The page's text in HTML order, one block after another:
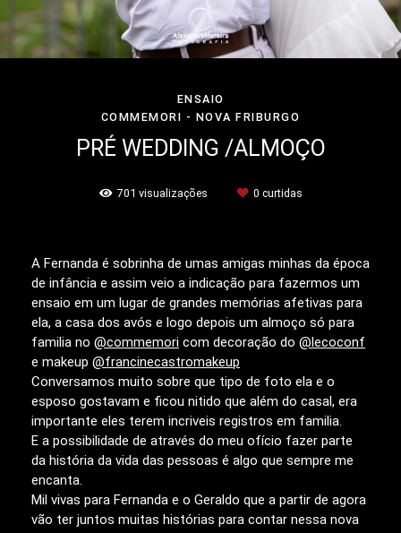
ENSAIO
COMMEMORI - NOVA FRIBURGO
PRÉ WEDDING /ALMOÇO
701 visualizações 0 curtidas
A Fernanda é sobrinha de umas amigas minhas da época
de infância e assim veio a indicação para fazermos um
ensaio em um lugar de grandes memórias afetivas para
ela, a casa dos avós e logo depois um almoço só para
familia no @commemori com decoração do @lecoconf
e makeup @francinecastromakeup
Conversamos muito sobre que tipo de foto ela e o
esposo gostavam e ficou nitido que além do casal, era
importante eles terem incriveis registros em familia.
E a possibilidade de através do meu ofício fazer parte
da história da vida das pessoas é algo que sempre me
encanta.
Mil vivas para Fernanda e o Geraldo que a partir de agora
vão ter juntos muitas histórias para contar nessa nova